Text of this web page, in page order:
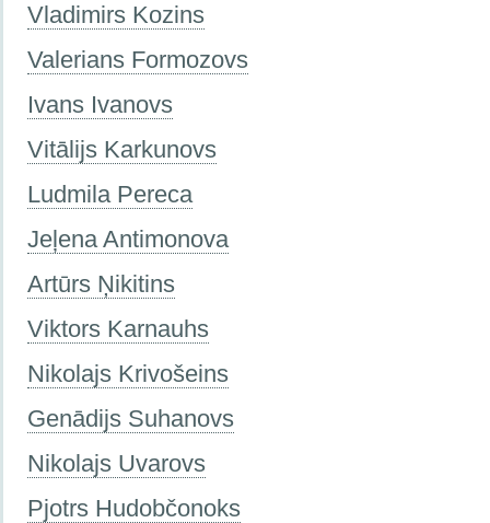
Vladimirs Kozins
Valerians Formozovs
Ivans Ivanovs
Vitālijs Karkunovs
Ludmila Pereca
Jeļena Antimonova
Artūrs Ņikitins
Viktors Karnauhs
Nikolajs Krivošeins
Genādijs Suhanovs
Nikolajs Uvarovs
Pjotrs Hudobčonoks